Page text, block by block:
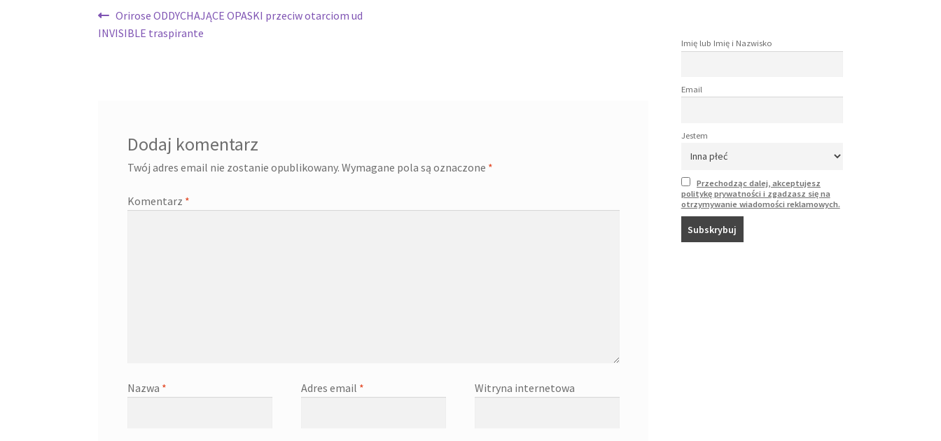
Nawigacja
wpisu
Poprzedni
wpis:
Orirose ODDYCHAJĄCE OPASKI przeciw otarciom ud
INVISIBLE traspirante
Dodaj komentarz
Twój adres email nie zostanie opublikowany. Wymagane pola są oznaczone *
Komentarz *
Nazwa * Adres email * Witryna internetowa
Imię lub Imię i Nazwisko
Email
Jestem
Przechodząc dalej, akceptujesz
politykę prywatności i zgadzasz się na
otrzymywanie wiadomości reklamowych.